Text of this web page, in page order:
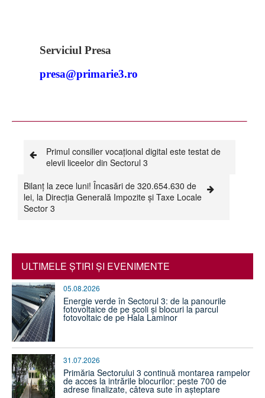
Serviciul Presa
presa@primarie3.ro
Primul consilier vocațional digital este testat de
elevii liceelor din Sectorul 3
Bilanț la zece luni! Încasări de 320.654.630 de
lei, la Direcția Generală Impozite și Taxe Locale
Sector 3
ULTIMELE ŞTIRI ŞI EVENIMENTE
05.08.2026
Energie verde în Sectorul 3: de la panourile
fotovoltaice de pe școli și blocuri la parcul
fotovoltaic de pe Hala Laminor
31.07.2026
Primăria Sectorului 3 continuă montarea rampelor
de acces la intrările blocurilor: peste 700 de
adrese finalizate, câteva sute în așteptare